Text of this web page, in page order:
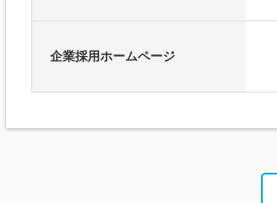
企業採用ホームページ